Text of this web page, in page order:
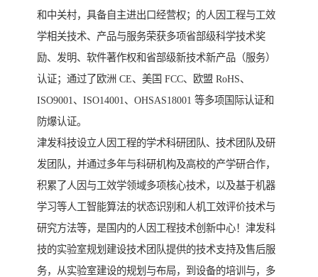
和中关村，具备自主进出口经营权；的人因工程与工效
学相关技术、产品与服务荣获多项省部级科学技术奖
励、发明、软件著作权和省部级新技术新产品（服务）
认证；通过了欧洲 CE、美国 FCC、欧盟 RoHS、
ISO9001、ISO14001、OHSAS18001 等多项国际认证和
防爆认证。
津发科技设立人因工程的学术科研团队、技术团队及研
发团队，并通过多年与科研机构及高校的产学研合作，
积累了人因与工效学领域多项核心技术，以及基于机器
学习等人工智能算法的状态识别和人机工效评价技术与
研究方法等，是国内的人因工程技术创新中心！津发科
技的实验室规划建设技术团队提供的技术支持及售后服
务，从实验室建设的规划与布局，到设备的培训与，多